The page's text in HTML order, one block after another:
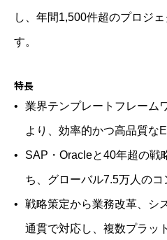
し、年間1,500件超のプロジ
す。
特長
業界テンプレートフレーム
より、効率的かつ高品質な
SAP・Oracleと40年超の戦
ち、グローバル7.5万人の
戦略策定から業務改革、シ
通貫で対応し、複数プラッ